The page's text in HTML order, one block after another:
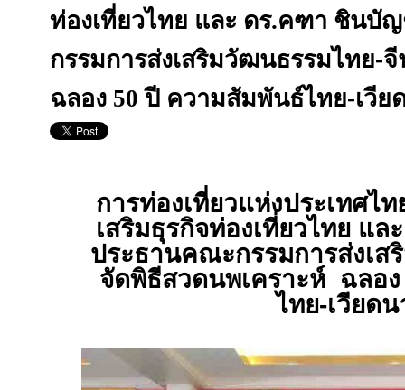
ท่องเที่ยวไทย และ ดร.คฑา ชินบั
กรรมการส่งเสริมวัฒนธรรมไทย-
ฉลอง 50 ปี ความสัมพันธ์ไทย-เวีย
การท่องเที่ยวแห่งประเทศไ
เสริมธุรกิจท่องเที่ยวไทย แ
ประธานคณะกรรมการส่งเส
จัดพิธีสวดนพเคราะห์ ฉลอ
ไทย-เวียด